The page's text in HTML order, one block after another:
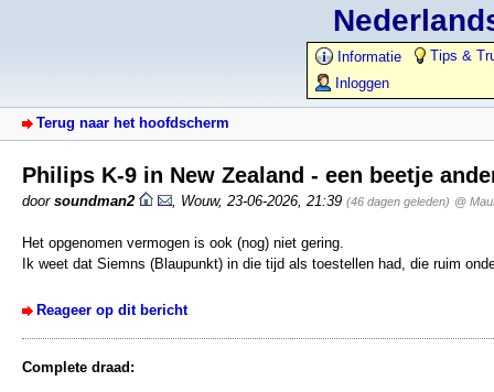
Informatie
Tips &
Inloggen
Terug naar het hoofdscherm
Philips K-9 in New Zealand - een beetje
door soundman2 Wouw, 23-06-2026, 21:39 (46 dagen geleden) @
Het opgenomen vermogen is ook (nog) niet gering.
Ik weet dat Siemns (Blaupunkt) in die tijd als toestellen had, die ruim
Reageer op dit bericht
Complete draad: